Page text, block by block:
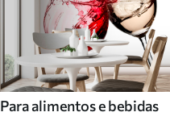
Para alimentos e bebidas